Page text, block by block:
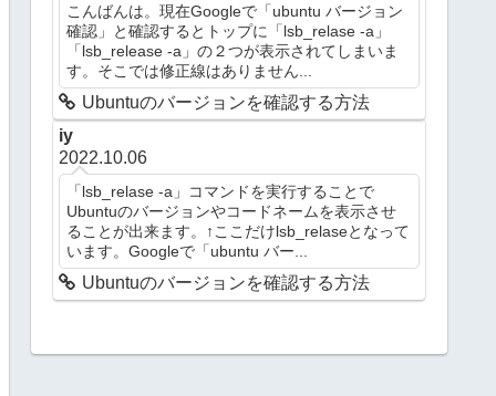
こんばんは。現在Googleで「ubuntu バージョン
確認」と確認するとトップに「lsb_relase -a」
「lsb_release -a」の２つが表示されてしまいま
す。そこでは修正線はありません...
Ubuntuのバージョンを確認する方法
iy
2022.10.06
「lsb_relase -a」コマンドを実行することで
Ubuntuのバージョンやコードネームを表示させ
ることが出来ます。↑ここだけlsb_relaseとなって
います。Googleで「ubuntu バー...
Ubuntuのバージョンを確認する方法